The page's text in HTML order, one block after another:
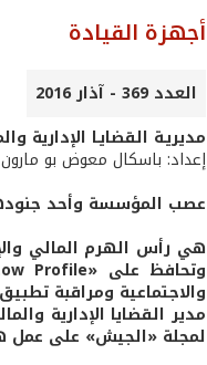
أجهزة القيادة
العدد 369 - آذار 2016
مديريـة القضايـا الإدارية
إعداد: باسكال معوض بو مارون
عصب المؤسسة وأحد
هي رأس الهرم المالي
والاجتماعية ومراقبة
مدير القضايا الإدارية
لمجلة «الجيش» على عمل